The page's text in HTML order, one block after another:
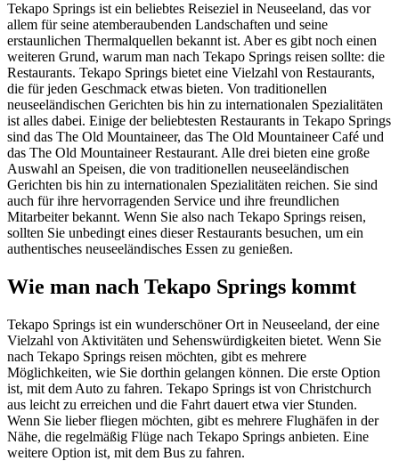
Tekapo Springs ist ein beliebtes Reiseziel in Neuseeland, das vor
allem für seine atemberaubenden Landschaften und seine
erstaunlichen Thermalquellen bekannt ist. Aber es gibt noch einen
weiteren Grund, warum man nach Tekapo Springs reisen sollte: die
Restaurants. Tekapo Springs bietet eine Vielzahl von Restaurants,
die für jeden Geschmack etwas bieten. Von traditionellen
neuseeländischen Gerichten bis hin zu internationalen Spezialitäten
ist alles dabei. Einige der beliebtesten Restaurants in Tekapo Springs
sind das The Old Mountaineer, das The Old Mountaineer Café und
das The Old Mountaineer Restaurant. Alle drei bieten eine große
Auswahl an Speisen, die von traditionellen neuseeländischen
Gerichten bis hin zu internationalen Spezialitäten reichen. Sie sind
auch für ihre hervorragenden Service und ihre freundlichen
Mitarbeiter bekannt. Wenn Sie also nach Tekapo Springs reisen,
sollten Sie unbedingt eines dieser Restaurants besuchen, um ein
authentisches neuseeländisches Essen zu genießen.
Wie man nach Tekapo Springs kommt
Tekapo Springs ist ein wunderschöner Ort in Neuseeland, der eine
Vielzahl von Aktivitäten und Sehenswürdigkeiten bietet. Wenn Sie
nach Tekapo Springs reisen möchten, gibt es mehrere
Möglichkeiten, wie Sie dorthin gelangen können. Die erste Option
ist, mit dem Auto zu fahren. Tekapo Springs ist von Christchurch
aus leicht zu erreichen und die Fahrt dauert etwa vier Stunden.
Wenn Sie lieber fliegen möchten, gibt es mehrere Flughäfen in der
Nähe, die regelmäßig Flüge nach Tekapo Springs anbieten. Eine
weitere Option ist, mit dem Bus zu fahren.